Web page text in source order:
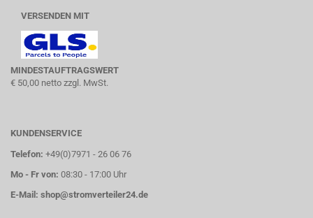
VERSENDEN MIT
MINDESTAUFTRAGSWERT
€ 50,00 netto zzgl. MwSt.
KUNDENSERVICE
Telefon: +49(0)7971 - 26 06 76
Mo - Fr von: 08:30 - 17:00 Uhr
E-Mail: shop@stromverteiler24.de